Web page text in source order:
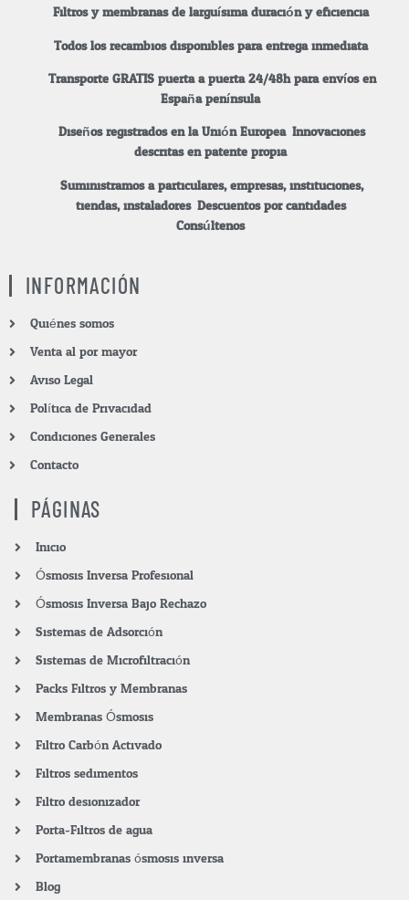
Filtros y membranas de larguísima duración y eficiencia.
Todos los recambios disponibles para entrega inmediata.
Transporte GRATIS puerta a puerta 24/48h para envíos en
España península.
Diseños registrados en la Unión Europea. Innovaciones
descritas en patente propia.
Suministramos a particulares, empresas, instituciones,
tiendas, instaladores. Descuentos por cantidades.
Consúltenos.
INFORMACIÓN
Quiénes somos
Venta al por mayor
Aviso Legal
Política de Privacidad
Condiciones Generales
Contacto
PÁGINAS
Inicio
Ósmosis Inversa Profesional
Ósmosis Inversa Bajo Rechazo
Sistemas de Adsorción
Sistemas de Microfiltración
Packs Filtros y Membranas
Membranas Ósmosis
Filtro Carbón Activado
Filtros sedimentos
Filtro desionizador
Porta-Filtros de agua
Portamembranas ósmosis inversa
Blog